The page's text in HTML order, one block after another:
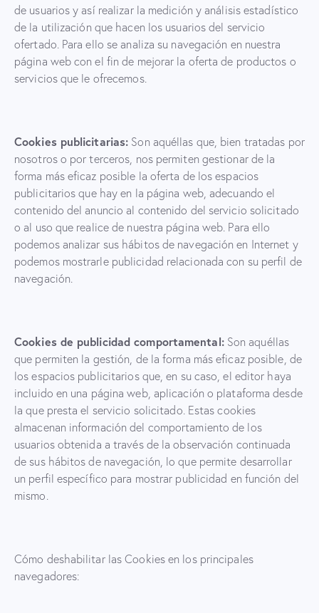
de usuarios y así realizar la medición y análisis estadístico
de la utilización que hacen los usuarios del servicio
ofertado. Para ello se analiza su navegación en nuestra
página web con el fin de mejorar la oferta de productos o
servicios que le ofrecemos.
Cookies publicitarias: Son aquéllas que, bien tratadas por
nosotros o por terceros, nos permiten gestionar de la
forma más eficaz posible la oferta de los espacios
publicitarios que hay en la página web, adecuando el
contenido del anuncio al contenido del servicio solicitado
o al uso que realice de nuestra página web. Para ello
podemos analizar sus hábitos de navegación en Internet y
podemos mostrarle publicidad relacionada con su perfil de
navegación.
Cookies de publicidad comportamental:Son aquéllas
que permiten la gestión, de la forma más eficaz posible, de
los espacios publicitarios que, en su caso, el editor haya
incluido en una página web, aplicación o plataforma desde
la que presta el servicio solicitado. Estas cookies
almacenan información del comportamiento de los
usuarios obtenida a través de la observación continuada
de sus hábitos de navegación, lo que permite desarrollar
un perfil específico para mostrar publicidad en función del
mismo.
Cómo deshabilitar las Cookies en los principales
navegadores: